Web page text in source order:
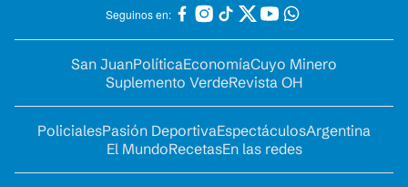
Seguinos en:
San JuanPolíticaEconomíaCuyo Minero
Suplemento VerdeRevista OH
PolicialesPasión DeportivaEspectáculosArgentina
El MundoRecetasEn las redes